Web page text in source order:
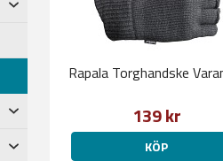
Rapala Torghandske
139 kr
KÖP